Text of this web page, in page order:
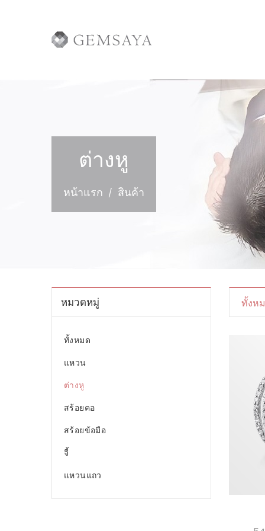
ต่างหู
หน้าแรก / สินค้า
หมวดหมู่
ทั้งหมด
แหวน
ต่างหู
สร้อยคอ
สร้อยข้อมือ
จี้
แหวนแถว
ทั้งห